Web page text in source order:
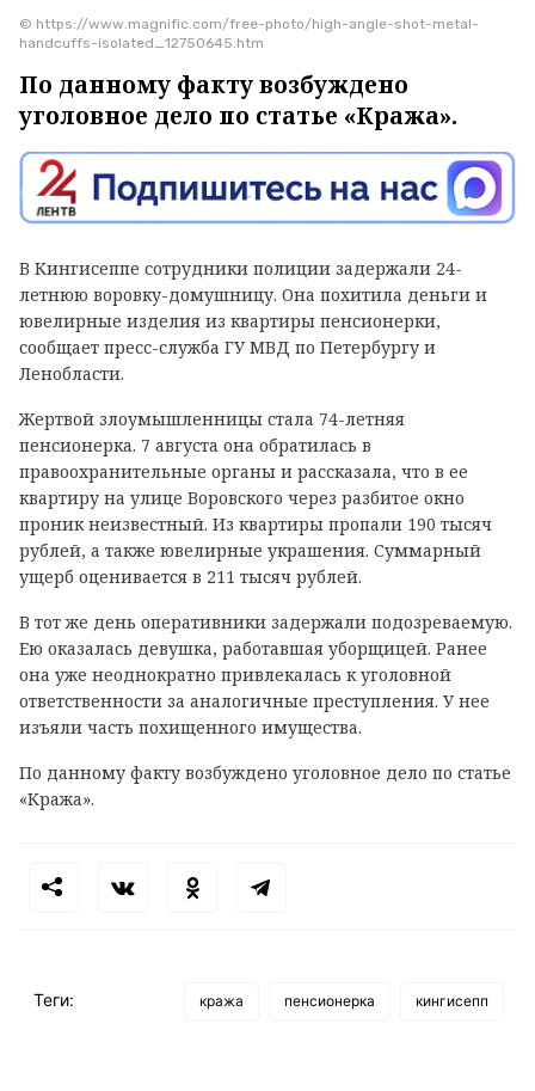
© https://www.magnific.com/free-photo/high-angle-shot-metal-
handcuffs-isolated_12750645.htm
По данному факту возбуждено
уголовное дело по статье «Кража».
В Кингисеппе сотрудники полиции задержали 24-
летнюю воровку-домушницу. Она похитила деньги и
ювелирные изделия из квартиры пенсионерки,
сообщает пресс-служба ГУ МВД по Петербургу и
Ленобласти.
Жертвой злоумышленницы стала 74-летняя
пенсионерка. 7 августа она обратилась в
правоохранительные органы и рассказала, что в ее
квартиру на улице Воровского через разбитое окно
проник неизвестный. Из квартиры пропали 190 тысяч
рублей, а также ювелирные украшения. Суммарный
ущерб оценивается в 211 тысяч рублей.
В тот же день оперативники задержали подозреваемую.
Ею оказалась девушка, работавшая уборщицей. Ранее
она уже неоднократно привлекалась к уголовной
ответственности за аналогичные преступления. У нее
изъяли часть похищенного имущества.
По данному факту возбуждено уголовное дело по статье
«Кража».
Теги: кража пенсионерка кингисепп